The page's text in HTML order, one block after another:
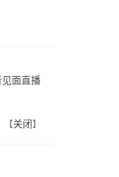
面直播
【关闭 】